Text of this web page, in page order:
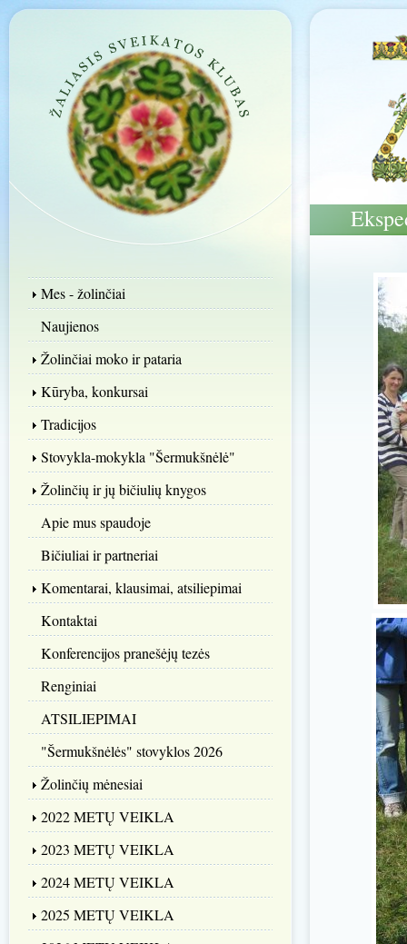
Mes - žolinčiai
Naujienos
Žolinčiai moko ir pataria
Kūryba, konkursai
Tradicijos
Stovykla-mokykla "Šermukšnėlė"
Žolinčių ir jų bičiulių knygos
Apie mus spaudoje
Bičiuliai ir partneriai
Komentarai, klausimai, atsiliepimai
Kontaktai
Konferencijos pranešėjų tezės
Renginiai
ATSILIEPIMAI
"Šermukšnėlės" stovyklos 2026
Žolinčių mėnesiai
2022 METŲ VEIKLA
2023 METŲ VEIKLA
2024 METŲ VEIKLA
2025 METŲ VEIKLA